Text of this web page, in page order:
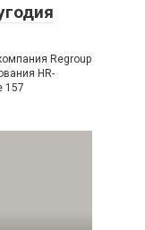
Regroup
HR-
157